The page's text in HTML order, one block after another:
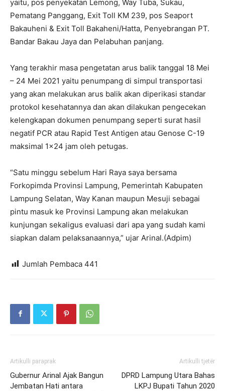
yaitu, pos penyekatan Lemong, Way Tuba, Sukau,
Pematang Panggang, Exit Toll KM 239, pos Seaport
Bakauheni & Exit Toll Bakaheni/Hatta, Penyebrangan PT.
Bandar Bakau Jaya dan Pelabuhan panjang.
Yang terakhir masa pengetatan arus balik tanggal 18 Mei
– 24 Mei 2021 yaitu penumpang di simpul transportasi
yang akan melakukan arus balik akan diperikasi standar
protokol kesehatannya dan akan dilakukan pengecekan
kelengkapan dokumen penumpang seperti surat hasil
negatif PCR atau Rapid Test Antigen atau Genose C-19
maksimal 1×24 jam oleh petugas.
“Satu minggu sebelum Hari Raya saya bersama
Forkopimda Provinsi Lampung, Pemerintah Kabupaten
Lampung Selatan, Way Kanan maupun Mesuji sebagai
pintu masuk ke Provinsi Lampung akan melakukan
kunjungan sekaligus evaluasi dari apa yang sudah kami
siapkan dalam pelaksanaannya,” ujar Arinal.(Adpim)
Jumlah Pembaca 441
Artikulli paraprak
Gubernur Arinal Ajak Bangun
Jembatan Hati antara
Artikulli tjetër
DPRD Lampung Utara Bahas
LKPJ Bupati Tahun 2020